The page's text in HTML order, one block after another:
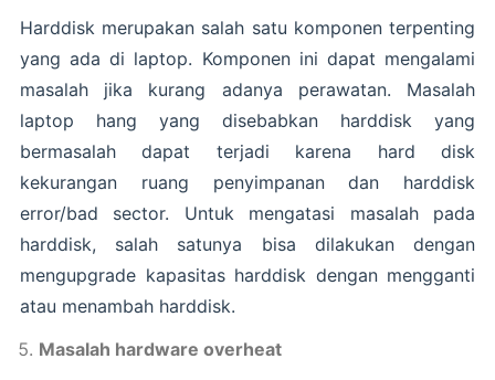
Harddisk merupakan salah satu komponen terpenting
yang ada di laptop. Komponen ini dapat mengalami
masalah jika kurang adanya perawatan. Masalah
laptop hang yang disebabkan harddisk yang
bermasalah dapat terjadi karena hard disk
kekurangan ruang penyimpanan dan harddisk
error/bad sector. Untuk mengatasi masalah pada
harddisk, salah satunya bisa dilakukan dengan
mengupgrade kapasitas harddisk dengan mengganti
atau menambah harddisk.
Masalah hardware overheat